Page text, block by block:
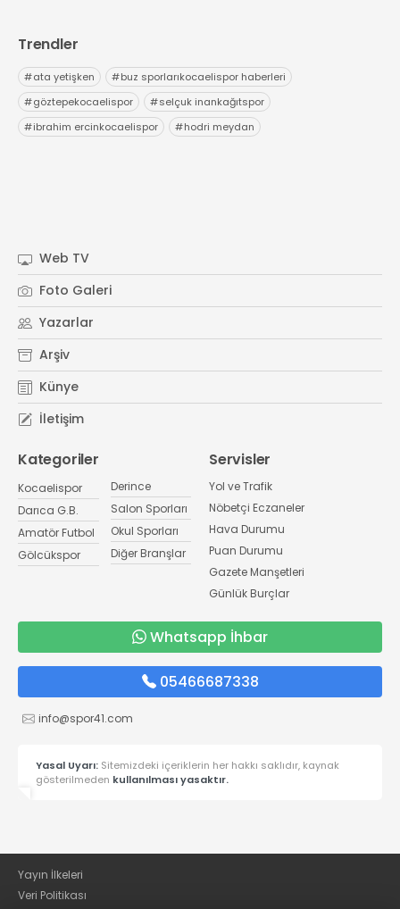
Trendler
#ata yetişken #buz sporlarıkocaelispor haberleri
#göztepekocaelispor #selçuk inankağıtspor
#ibrahim ercinkocaelispor #hodri meydan
Web TV
Foto Galeri
Yazarlar
Arşiv
Künye
İletişim
Kategoriler
Kocaelispor
Darıca G.B.
Amatör Futbol
Gölcükspor
Derince
Salon Sporları
Okul Sporları
Diğer Branşlar
Servisler
Yol ve Trafik
Nöbetçi Eczaneler
Hava Durumu
Puan Durumu
Gazete Manşetleri
Günlük Burçlar
Whatsapp İhbar
05466687338
info@spor41.com
Yasal Uyarı: Sitemizdeki içeriklerin her hakkı saklıdır, kaynak
gösterilmeden kullanılması yasaktır.
Yayın İlkeleri
Veri Politikası